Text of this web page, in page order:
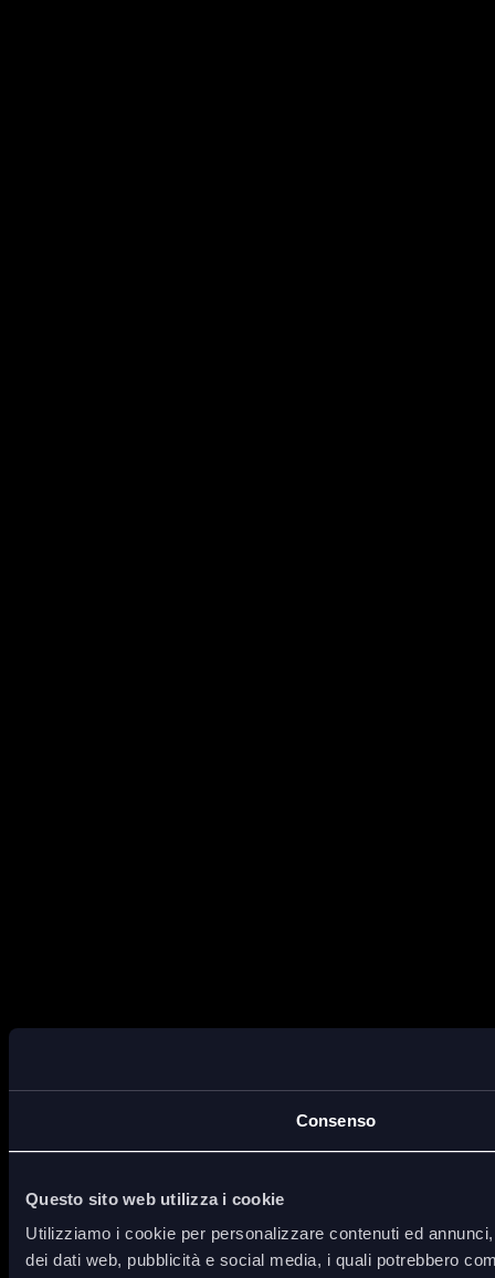
Consenso
Questo sito web utilizza i cookie
Utilizziamo i cookie per personalizzare contenuti ed
dei dati web, pubblicità e social media, i quali potrebbero